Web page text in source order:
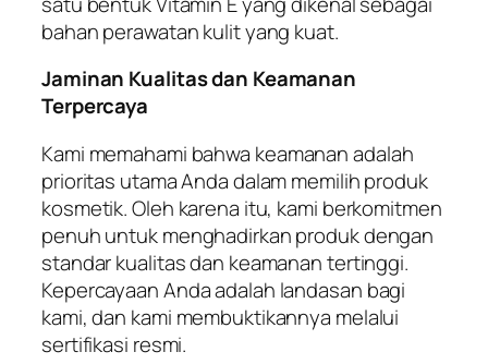
bahan perawatan kulit yang kuat.
Jaminan Kualitas dan Keamanan
Terpercaya
Kami memahami bahwa keamanan adalah
prioritas utama Anda dalam memilih produk
kosmetik. Oleh karena itu, kami berkomitmen
penuh untuk menghadirkan produk dengan
standar kualitas dan keamanan tertinggi.
Kepercayaan Anda adalah landasan bagi
kami, dan kami membuktikannya melalui
sertifikasi resmi.